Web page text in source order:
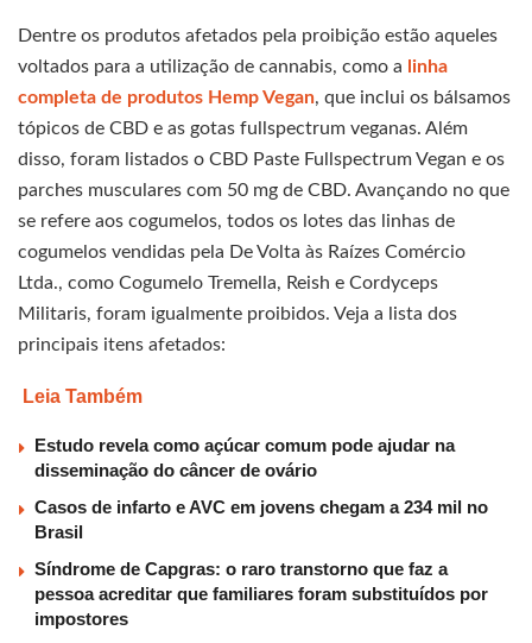
Dentre os produtos afetados pela proibição estão aqueles
voltados para a utilização de cannabis, como a linha
completa de produtos Hemp Vegan, que inclui os bálsamos
tópicos de CBD e as gotas fullspectrum veganas. Além
disso, foram listados o CBD Paste Fullspectrum Vegan e os
parches musculares com 50 mg de CBD. Avançando no que
se refere aos cogumelos, todos os lotes das linhas de
cogumelos vendidas pela De Volta às Raízes Comércio
Ltda., como Cogumelo Tremella, Reish e Cordyceps
Militaris, foram igualmente proibidos. Veja a lista dos
principais itens afetados:
Leia Também
Estudo revela como açúcar comum pode ajudar na
disseminação do câncer de ovário
Casos de infarto e AVC em jovens chegam a 234 mil no
Brasil
Síndrome de Capgras: o raro transtorno que faz a
pessoa acreditar que familiares foram substituídos por
impostores